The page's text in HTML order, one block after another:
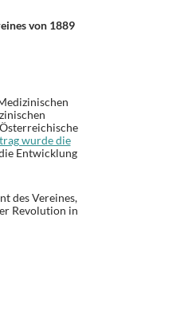
von 1889
wurde die
Entwicklung
des Vereines,
Revolution in